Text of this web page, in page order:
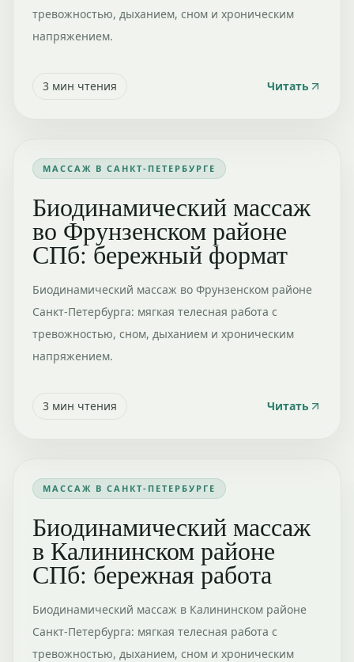
тревожностью, дыханием, сном и хроническим
напряжением.
3 мин чтения Читать
МАССАЖ В САНКТ-ПЕТЕРБУРГЕ
Биодинамический массаж
во Фрунзенском районе
СПб: бережный формат
Биодинамический массаж во Фрунзенском районе
Санкт-Петербурга: мягкая телесная работа с
тревожностью, сном, дыханием и хроническим
напряжением.
3 мин чтения Читать
МАССАЖ В САНКТ-ПЕТЕРБУРГЕ
Биодинамический массаж
в Калининском районе
СПб: бережная работа
Биодинамический массаж в Калининском районе
Санкт-Петербурга: мягкая телесная работа с
тревожностью, дыханием, сном и хроническим